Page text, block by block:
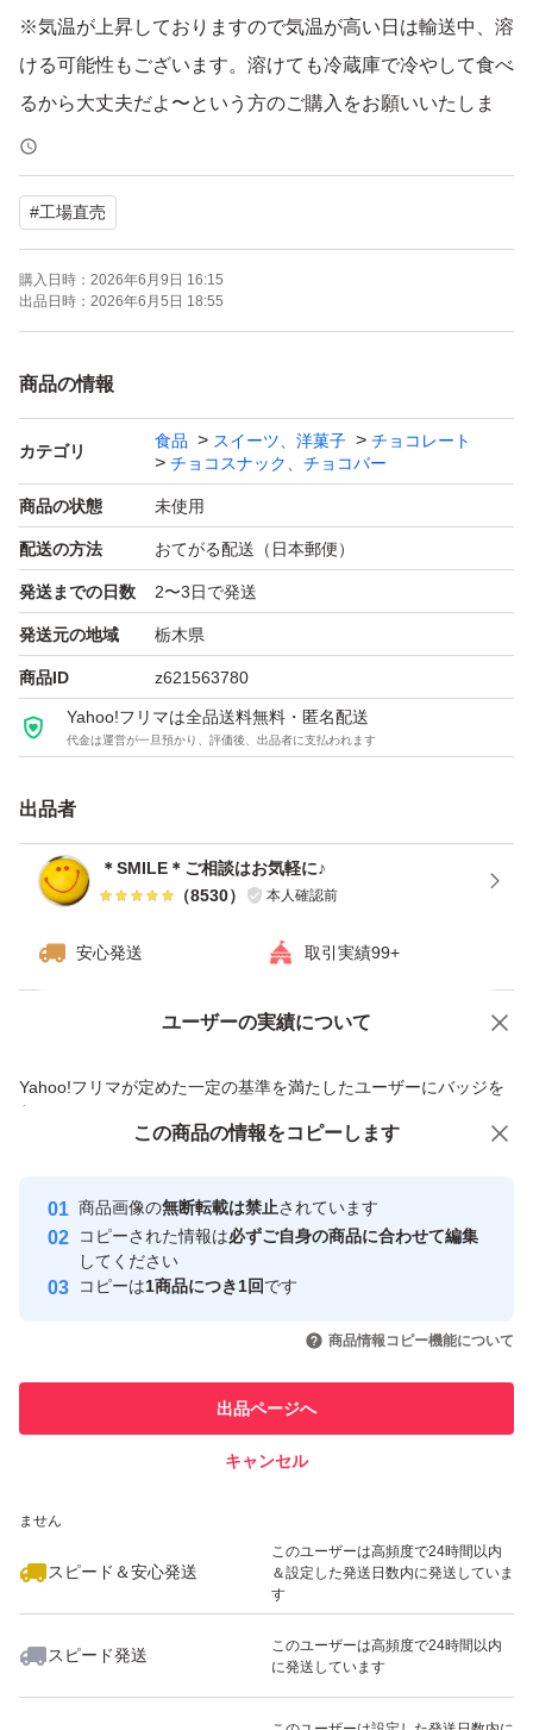
※気温が上昇しておりますので気温が高い日は輸送中、溶
ける可能性もございます。溶けても冷蔵庫で冷やして食べ
るから大丈夫だよ〜という方のご購入をお願いいたしま
す。
◎チョコが溶けていたという理由での悪い評価はご遠慮く
ださい！
●チョコレートのアウトレット商品です。最初から欠け割
れ等ありますがお味は美味しいです^_^
●さつまいもクランチ 裸品 300g
●ビスケットクランチ 裸品 300g
●賞味期限、原材料等は画像2.3枚目をご覧ください。
※ゆうパケット（窓口手渡し）での発送です。厚さがギリ
ギリのため、緩衝材なし、宅配ビニール袋と封筒での梱包
となります。
種類...チョコレート・チョコレート菓子
特徴...アウトレット
パッケージ...大容量
#工場直売
購入日時： 2026年6月9日 16:15
出品日時： 2026年6月5日 18:55
商品の情報
カテゴリ
食品 スイーツ、洋菓子
チョコレート
チョコスナック、チョコバー
商品の状態 未使用
配送の方法 おてがる配送（日本郵便）
発送までの日数 2〜3日で発送
発送元の地域 栃木県
商品ID z621563780
Yahoo!フリマは全品送料無料・匿名配送
代金は運営が一旦預かり、評価後、出品者に支払われます
出品者
＊SMILE＊ご相談はお気軽に♪
（8530） 本人確認前
安心発送 取引実績99+
ユーザーの実績について
Yahoo!フリマが定めた一定の基準を満たしたユーザーにバッジを
付与しています
安心取引出品者
心・安全なユーザーです
取引実績
引を完了させた実績があります
での取引実績があります
ません
スピード＆安心発送
このユーザーは高頻度で24時間以内
＆設定した発送日数内に発送していま
す
スピード発送
このユーザーは高頻度で24時間以内
に発送しています
価格の相談 商品への質問
この商品の情報をコピーします
商品画像の無断転載は禁止されています
コピーされた情報は必ずご自身の商品に合わせて編集
してください
コピーは1商品につき1回です
商品情報コピー機能について
出品ページへ
キャンセル
この商品をみている人にオススメ
いいね！
1,100